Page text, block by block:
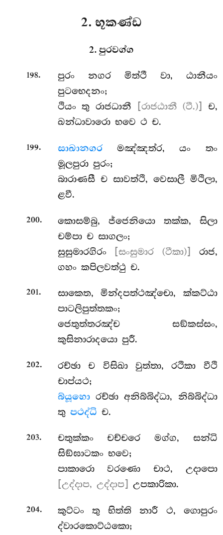
2. භූකණ්ඩ
2. පුරවග්ග
198.
පුරං නගර මිත්ථී වා, ඨානීයං
පුටභෙදනං;
ථියං තු රාජධානී
[රාජඨානී (ටී.)]
ච,
ඛන්ධාවාරො භවෙ ථ ච.
199. සාඛානගරමඤ්ඤත්ර, යං තං
මූලපුරා පුරං;
බාරාණසී ච සාවත්ථි, වෙසාලී මිථිලා,
ළවී.
200.
කොසම්බු, ජ්ජෙනියො තක්ක, සිලා
චම්පා ච සාගලං;
සුසුමාරගිරං
[සංසුමාර (ටීකා)]
රාජ,
ගහං කපිලවත්ථු ච.
201.
සාකෙත, මින්දපත්ථඤ්චො, ක්කට්ඨා
පාටලිපුත්තකං;
ජෙතුත්තරඤ්ච සඞ්කස්සං,
කුසිනාරාදයො පුරී.
202.
රච්ඡා ච විසිඛා වුත්තා, රථිකා වීථි
චාප්යථ;
බ්යූහොරච්ඡා අනිබ්බිද්ධා, නිබ්බිද්ධා
තු පථද්ධි ච.
203.
චතුක්කං චච්චරෙ මග්ග, සන්ධි
සිඞ්ඝාටකං භවෙ;
පාකාරො වරණො චාථ, උදාපො
[උද්දාප, උද්දාප]
උපකාරිකා.
204.
කුට්ටං තු භිත්ති නාරී ථ, ගොපුරං
ද්වාරකොට්ඨකො;